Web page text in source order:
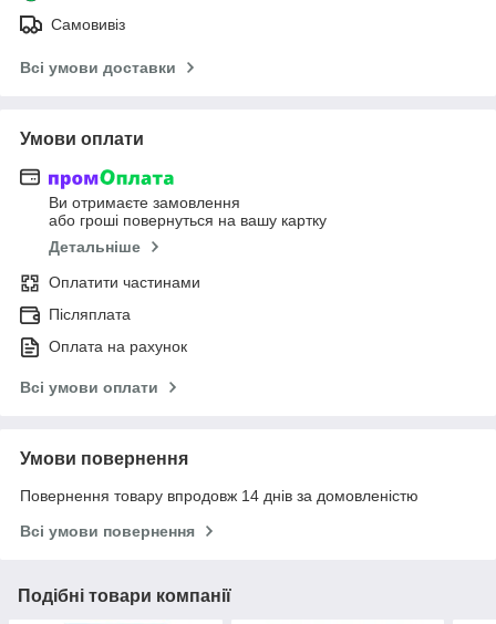
Самовивіз
Всі умови доставки
Умови оплати
Ви отримаєте замовлення
або гроші повернуться на вашу картку
Детальніше
Оплатити частинами
Післяплата
Оплата на рахунок
Всі умови оплати
Умови повернення
Повернення товару впродовж 14 днів за домовленістю
Всі умови повернення
Подібні товари компанії